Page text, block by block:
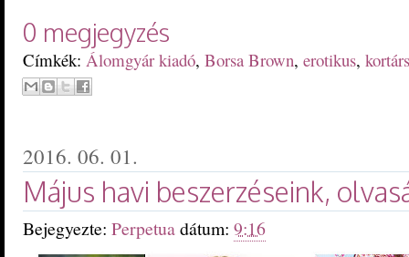
0 megjegyzés
Címkék: Álomgyár kiadó, Borsa Brown, erotikus, kortárs
2016. 06. 01.
Május havi beszerzéseink,
Bejegyezte: Perpetuadátum: 9:16